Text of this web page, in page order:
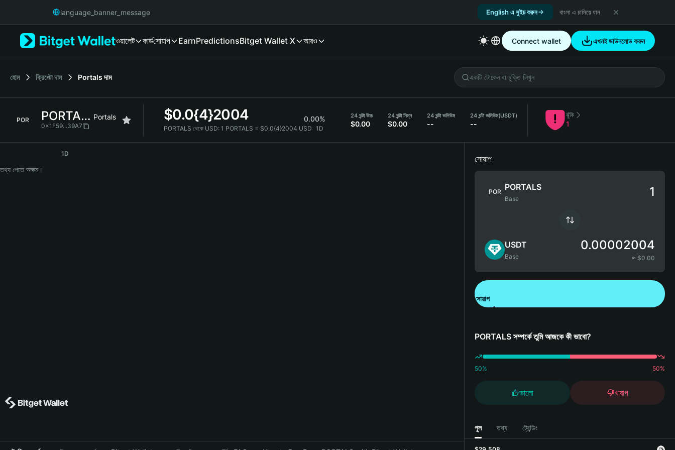
Русский
Italiano
Bahasa Indonesia
हिन्दी
language_banner_message English এ সুইচ করুন বাংলা এ চালিয়ে যান
ওয়ালেট কার্ডসোয়াপ EarnPredictionsBitget Wallet X আরও Connect wallet এখনই ডাউনলোড করুন
হোম ক্রিপ্টো দাম Portals দাম
POR PORTALS Portals
0x1F59...39A7
$0.0{4}2004 0.00%
PORTALS থেকে USD: 1 PORTALS = $0.0{4}2004 USD 1D
24 ঘন্টা উচ্চ
$0.00
24 ঘন্টা নিম্ন
$0.00
24 ঘন্টা ভলিউম
--
24 ঘন্টা ভলিউম(USDT)
--
ঝুঁকি
1
1D
তথ্য পেতে অক্ষম।
সোয়াপ
POR PORTALS
Base
USDT
Base
0.00002004
≈ $0.00
সোয়াপ
PORTALS সম্পর্কে তুমি আজকে কী ভাবো?
50% 50%
ভালো খারাপ
পুল তথ্য ট্রেন্ডিং